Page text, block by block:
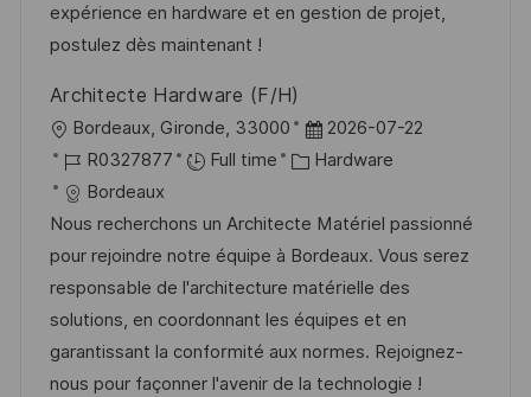
t
y
expérience en hardware et en gestion de projet,
postulez dès maintenant !
Architecte Hardware (F/H)
L
o
c
a
t
i
o
n
Bordeaux, Gironde, 33000
P
o
t
e
d
D
a
t
2026-07-22
J
o
b
I
d
R0327877 Full time
C
t
e
g
o
r
y
Hardware
Bordeaux
Nous recherchons un Architecte Matériel passionné
pour rejoindre notre équipe à Bordeaux. Vous serez
responsable de l'architecture matérielle des
solutions, en coordonnant les équipes et en
garantissant la conformité aux normes. Rejoignez-
nous pour façonner l'avenir de la technologie !